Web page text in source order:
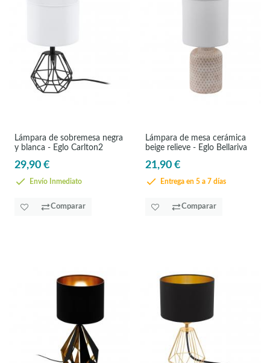
Lámpara de sobremesa negra
y blanca - Eglo Carlton2
29,90 €
Envío Inmediato
Comparar
Lámpara de mesa cerámica
beige relieve - Eglo Bellariva
21,90 €
Entrega en 5 a 7 días
Comparar